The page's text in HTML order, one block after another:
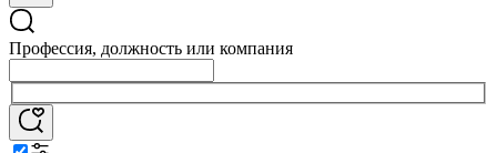
Профессия, должность или компания